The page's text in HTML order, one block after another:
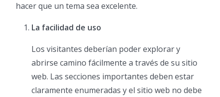
hacer que un tema sea excelente.
La facilidad de uso
Los visitantes deberían poder explorar y
abrirse camino fácilmente a través de su sitio
web. Las secciones importantes deben estar
claramente enumeradas y el sitio web no debe